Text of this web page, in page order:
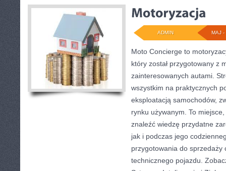
MAJ -
ADMIN
Moto Concierge to
który został przygotowany z
zainteresowanych autami.
wszystkim na praktycznych
eksploatacją samochodów,
rynku używanym. To
znaleźć wiedzę przydatne
jak i podczas jego
przygotowania do sprzedaży
technicznego pojazdu.